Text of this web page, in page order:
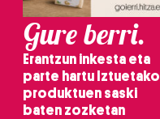
Gure berri.
Erantzun inkesta eta
parte hartu Iztuetako
produktuen saski
baten zozketan